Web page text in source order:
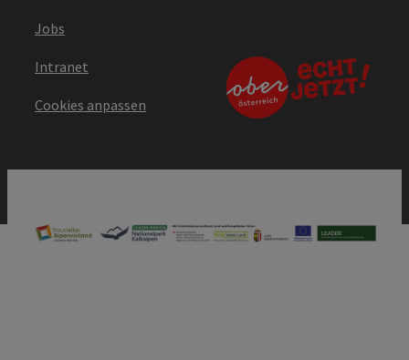
Jobs
Intranet
Cookies anpassen